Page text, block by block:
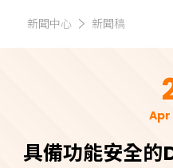
新聞中心 新聞稿
Apr
具備功能安全